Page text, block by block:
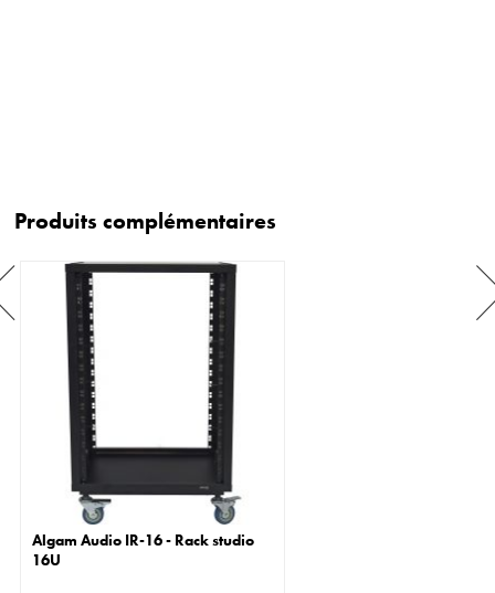
Produits complémentaires
Algam Audio IR-16 - Rack studio
16U